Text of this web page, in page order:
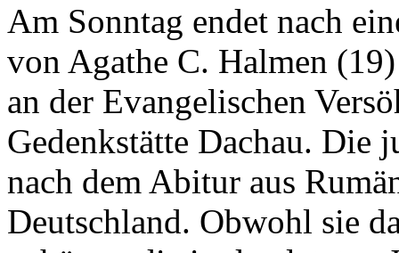
Am Sonntag endet nach
von Agathe C. Halmen
an der Evangelischen
Gedenkstätte Dachau. Die
nach dem Abitur aus
Deutschland. Obwohl sie